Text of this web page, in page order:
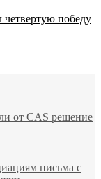
победу
от CAS решение
письма с